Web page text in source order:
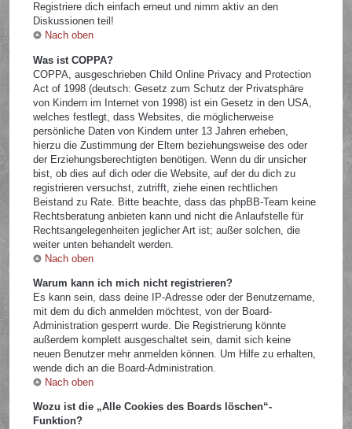
Registriere dich einfach erneut und nimm aktiv an den
Diskussionen teil!
Nach oben
Was ist COPPA?
COPPA, ausgeschrieben Child Online Privacy and Protection
Act of 1998 (deutsch: Gesetz zum Schutz der Privatsphäre
von Kindern im Internet von 1998) ist ein Gesetz in den USA,
welches festlegt, dass Websites, die möglicherweise
persönliche Daten von Kindern unter 13 Jahren erheben,
hierzu die Zustimmung der Eltern beziehungsweise des oder
der Erziehungsberechtigten benötigen. Wenn du dir unsicher
bist, ob dies auf dich oder die Website, auf der du dich zu
registrieren versuchst, zutrifft, ziehe einen rechtlichen
Beistand zu Rate. Bitte beachte, dass das phpBB-Team keine
Rechtsberatung anbieten kann und nicht die Anlaufstelle für
Rechtsangelegenheiten jeglicher Art ist; außer solchen, die
weiter unten behandelt werden.
Nach oben
Warum kann ich mich nicht registrieren?
Es kann sein, dass deine IP-Adresse oder der Benutzername,
mit dem du dich anmelden möchtest, von der Board-
Administration gesperrt wurde. Die Registrierung könnte
außerdem komplett ausgeschaltet sein, damit sich keine
neuen Benutzer mehr anmelden können. Um Hilfe zu erhalten,
wende dich an die Board-Administration.
Nach oben
Wozu ist die „Alle Cookies des Boards löschen“-
Funktion?